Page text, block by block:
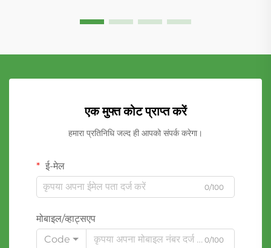
एक मुफ्त कोट प्राप्त करें
हमारा प्रतिनिधि जल्द ही आपको संपर्क करेगा।
ई-मेल
0/100
मोबाइल/व्हाट्सएप
Code
0/100